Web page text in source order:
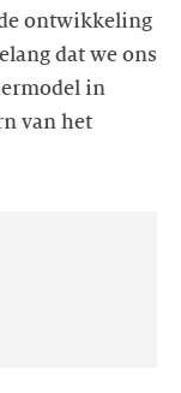
ontwikkeling
dat we ons
in
van het